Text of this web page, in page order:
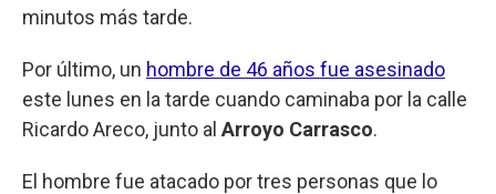
minutos más tarde.
Por último, un hombre de 46 años fue asesinado
este lunes en la tarde cuando caminaba por la calle
Ricardo Areco, junto al Arroyo Carrasco.
El hombre fue atacado por tres personas que lo